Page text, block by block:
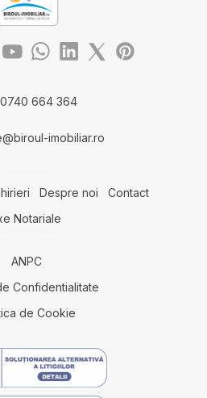
II
Km 5
Exterior Vest
Lazu Sud
0740 664 364
imobiliar.ro
Despre noi
Contact
Notariale
ANPC
Confidentialitate
de Cookie